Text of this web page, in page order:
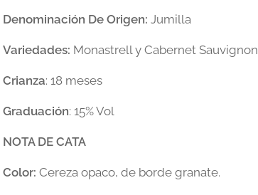
Denominación De Origen: Jumilla
Variedades: Monastrell y Cabernet Sauvignon
Crianza: 18 meses
Graduación: 15% Vol
NOTA DE CATA
Color: Cereza opaco, de borde granate.